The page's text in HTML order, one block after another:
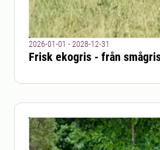
2026-01-01 - 2028-12-31
Frisk ekogris - från